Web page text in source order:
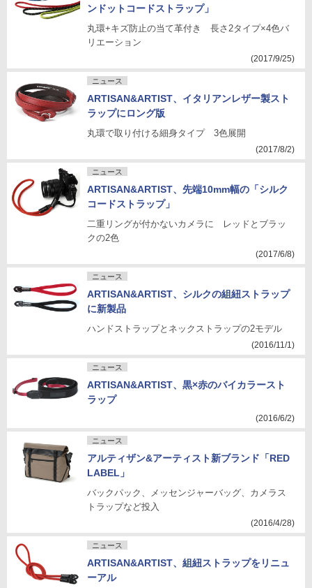
ンドットコードストラップ」
丸環+キズ防止の当て革付き 長さ2タイプ×4色バ
リエーション
(2017/9/25)
ニュース
ARTISAN&ARTIST、イタリアンレザー製スト
ラップにロング版
丸環で取り付ける細身タイプ 3色展開
(2017/8/2)
ニュース
ARTISAN&ARTIST、先端10mm幅の「シルク
コードストラップ」
二重リングが付かないカメラに レッドとブラッ
クの2色
(2017/6/8)
ニュース
ARTISAN&ARTIST、シルクの組紐ストラップ
に新製品
ハンドストラップとネックストラップの2モデル
(2016/11/1)
ニュース
ARTISAN&ARTIST、黒×赤のバイカラースト
ラップ
(2016/6/2)
ニュース
アルティザン&アーティスト新ブランド「RED
LABEL」
バックパック、メッセンジャーバッグ、カメラス
トラップなど投入
(2016/4/28)
ニュース
ARTISAN&ARTIST、組紐ストラップをリニュ
ーアル